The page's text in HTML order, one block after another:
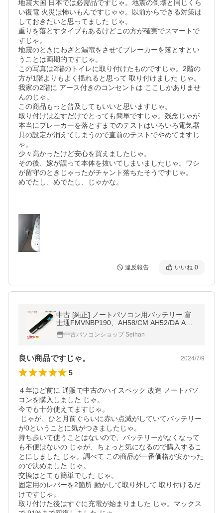
地震大国 日本では必需品ですじゃ。地震の倒壊と同じくら
い復電 火災は怖いもんですじゃゃ。以前からできる対策は
しておきたいと思ってました じゃ。
重りを落とすタイプもあるけどこの方が確実でスマートで
すじゃ。
地震のときにわざと漏電をさせてブレーカーを落とすとい
うことは画期的ですじゃ。
この写真は2階のトイレに取り付けたものですじゃ。2階の
方が1階よりもよく揺れると思って 取り付けました じゃ。
我家の2階に アース付きのコンセントは ここしかありませ
んのじゃ。
この商品もっと普及してもいいと思いますじゃ。
取り付けは差すだけでとっても簡単ですじゃ。残念じゃが
本当にブレーカーを落とすまでのテストはいろいろ電気器
具の設定が消えてしまうので直前のテストでやめてますじ
ゃ。
少々高かったけど安心を買えましたじゃ。
その後、嫁が誤って本体を抜いてしまいましたじゃ。ワシ
が留守のときじゃったがチャント落ちたそうですじゃ。
めでたし、めでたし、じゃかな。
違反報告 いいね 0
中古 [純正] ノートパソコン用バッテリー 富
士通FMVNBP190、AH58/CM AH52/DA AH7
7/D AH56/D AH54/D AH58/CNM FMVNBP19
0 FPB0240[動作確認済]
中古パソコンショップ Seihan
良い商品ですじゃ。 2024/7/9
5
４年ほど前に 通販で中古のハイスペック 改造 ノートパソ
コンを購入しました じゃ。
今でも十分使えてますじゃ。
が0ということに気がつきましたじゃ。
持ち歩いて使うことはないので、バッテリーがなくなって
も不便はないの じゃが、ちょっと気になるので購入するこ
とにしました じゃ。調べて この商品が一番価格が安かった
ので決めました じゃ。
交換はとても簡単でした じゃ。
固定用のレバーを2箇所 動かして取り外して 取り付けるだ
けですじゃ。
取り付けた後はすぐに充電が始まりました じゃ。マックス